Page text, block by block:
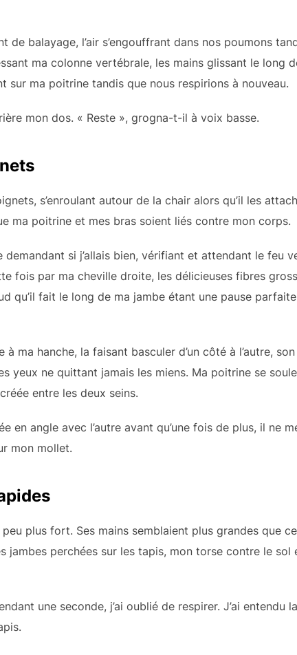
balayage, l’air s’engouffrant dans nos poumons
ma colonne vertébrale, les mains glissant le long
sur ma poitrine tandis que nous respirions à nouveau.
mon dos. « Reste », grogna-t-il à voix basse.
s’enroulant autour de la chair alors qu’il les
ma poitrine et mes bras soient liés contre mon corps.
si j’allais bien, vérifiant et attendant le feu
fois par ma cheville droite, les délicieuses fibres
qu’il fait le long de ma jambe étant une pause
ma hanche, la faisant basculer d’un côté à l’autre,
yeux ne quittant jamais les miens. Ma poitrine se
entre les deux seins.
angle avec l’autre avant qu’une fois de plus, il ne
mon mollet.
plus fort. Ses mains semblaient plus grandes que
jambes perchées sur les tapis, mon torse contre le sol
une seconde, j’ai oublié de respirer. J’ai entendu